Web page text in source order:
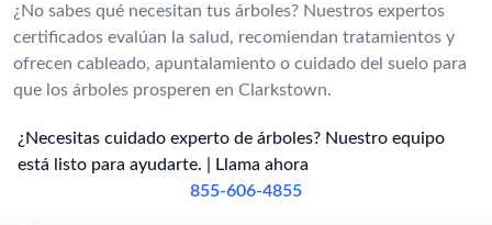
¿No sabes qué necesitan tus árboles? Nuestros expertos
certificados evalúan la salud, recomiendan tratamientos y
ofrecen cableado, apuntalamiento o cuidado del suelo para
que los árboles prosperen en Clarkstown.
¿Necesitas cuidado experto de árboles? Nuestro equipo
está listo para ayudarte. | Llama ahora
855-606-4855